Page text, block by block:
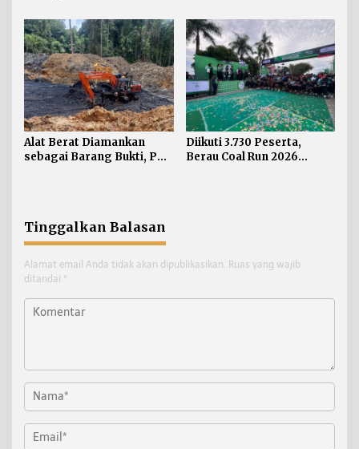
Berau
Bersama Berau Coal
Alat Berat Diamankan
sebagai Barang Bukti, PT
Diikuti 3.730 Peserta,
Berau Coal Run 2026
Tinggalkan Balasan
Alamat email Anda tidak akan dipublikasikan. Ruas yang wajib
ditandai *